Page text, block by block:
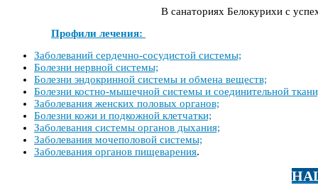
В санаториях Белокурихи с
Профили лечения:
Заболеваний сердечно-сосудистой системы;
Болезни нервной системы;
Болезни эндокринной системы и обмена веществ;
Болезни костно-мышечной системы и соединительной
Заболевания женских половых органов;
Болезни кожи и подкожной клетчатки;
Заболевания системы органов дыхания;
Заболевания мочеполовой системы;
Заболевания органов пищеварения.